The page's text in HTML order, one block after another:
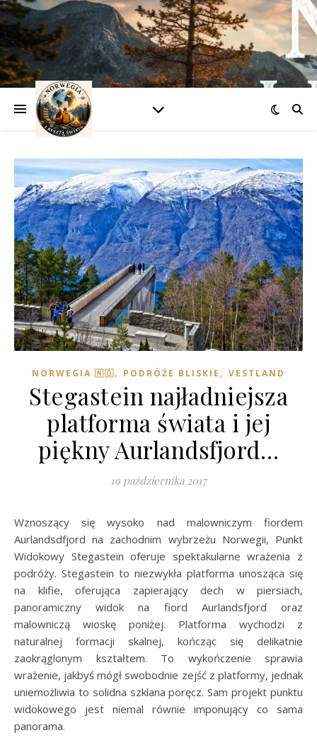
NORWEGIA 🇳🇴, PODRÓŻE BLISKIE , VESTLAND
Stegastein najładniejsza
platforma świata i jej
piękny Aurlandsfjord…
19 października 2017
Wznoszący się wysoko nad malowniczym fiordem
Aurlandsdfjord na zachodnim wybrzeżu Norwegii, Punkt
Widokowy Stegastein oferuje spektakularne wrażenia z
podróży. Stegastein to niezwykła platforma unosząca się
na klifie, oferująca zapierający dech w piersiach,
panoramiczny widok na fiord Aurlandsfjord oraz
malowniczą wioskę poniżej. Platforma wychodzi z
naturalnej formacji skalnej, kończąc się delikatnie
zaokrąglonym kształtem. To wykończenie sprawia
wrażenie, jakbyś mógł swobodnie zejść z platformy, jednak
uniemożliwia to solidna szklana poręcz. Sam projekt punktu
widokowego jest niemal równie imponujący co sama
panorama.